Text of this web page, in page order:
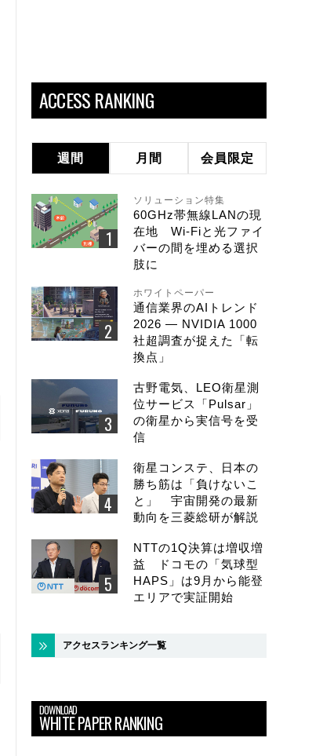
ACCESS RANKING
週間 月間 会員限定
ソリューション特集
60GHz帯無線LANの現
在地 Wi-Fiと光ファイ
バーの間を埋める選択
肢に
ホワイトペーパー
通信業界のAIトレンド
2026 ― NVIDIA 1000
社超調査が捉えた「転
換点」
古野電気、LEO衛星測
位サービス「Pulsar」
の衛星から実信号を受
信
衛星コンステ、日本の
勝ち筋は「負けないこ
と」 宇宙開発の最新
動向を三菱総研が解説
NTTの1Q決算は増収増
益 ドコモの「気球型
HAPS」は9月から能登
エリアで実証開始
アクセスランキング一覧
DOWNLOAD
WHITE PAPER RANKING